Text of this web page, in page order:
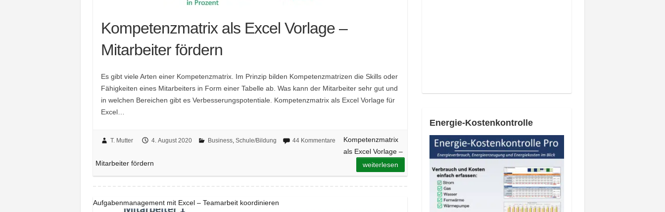
Kompetenzmatrix als Excel Vorlage –
Mitarbeiter fördern
Es gibt viele Arten einer Kompetenzmatrix. Im Prinzip bilden Kompetenzmatrizen die Skills oder
Fähigkeiten eines Mitarbeiters in Form einer Tabelle ab. Was kann der Mitarbeiter sehr gut und
in welchen Bereichen gibt es Verbesserungspotentiale. Kompetenzmatrix als Excel Vorlage für
Excel…
T. Mutter 4. August 2020 Business, Schule/Bildung 44 Kommentare
Kompetenzmatrix
als Excel Vorlage –
Mitarbeiter fördern
weiterlesen
Aufgabenmanagement mit Excel – Teamarbeit koordinieren
Energie-Kostenkontrolle